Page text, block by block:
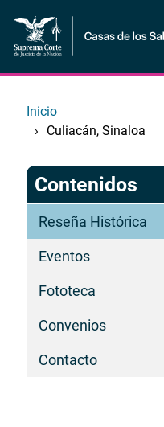
Inicio
Culiacán, Sinaloa
Contenidos
Reseña Histórica
Eventos
Fototeca
Convenios
Contacto